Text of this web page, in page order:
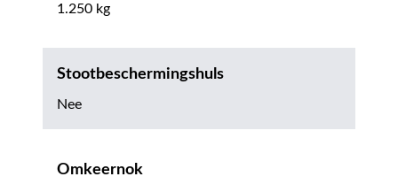
1.250 kg
Stootbeschermingshuls
Nee
Omkeernok